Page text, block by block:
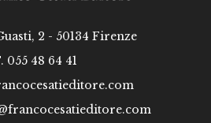
2 - 50134 Firenze
055 48 64 41